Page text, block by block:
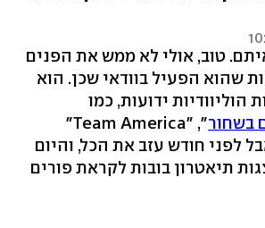
טוב, אולי לא ממש את הפנים
שהוא הפעיל בוודאי שכן. הוא
ידועות, כמו
בשחור
", "Team America"
לפני חודש עזב את הכל, והיום
תיאטרון בובות לקראת פורים